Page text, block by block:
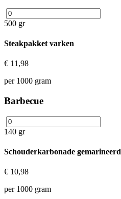
500 gr
Steakpakket varken
€ 11,98
per 1000 gram
Barbecue
140 gr
Schouderkarbonade gemarineerd
€ 10,98
per 1000 gram